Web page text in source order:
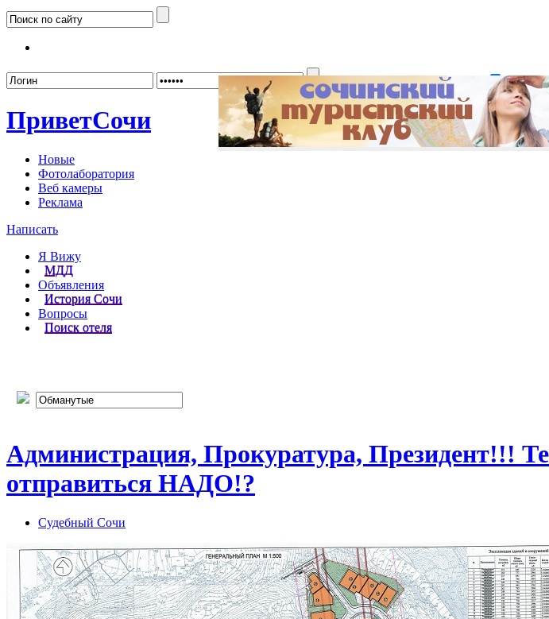
Забыли пароль? Регистрация
ПриветСочи
Новые
Фотолаборатория
Веб камеры
Реклама
Написать
Я Вижу
МДД
Объявления
История Сочи
Вопросы
Поиск отеля
Администрация, Прокуратура, Президент!!!
отправиться НАДО!?
Судебный Сочи